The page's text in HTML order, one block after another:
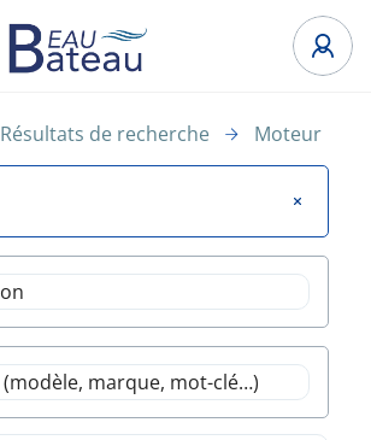
Résultats de recherche Moteur